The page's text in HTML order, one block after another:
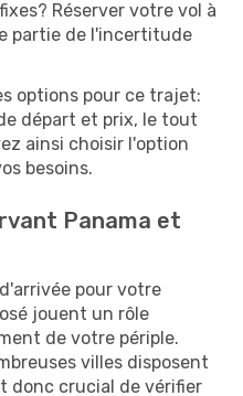
Réserver votre vol à
partie de l'incertitude
options pour ce trajet:
départ et prix, le tout
ainsi choisir l'option
besoins.
Panama et
pour votre
jouent un rôle
de votre périple.
villes disposent
donc crucial de vérifier